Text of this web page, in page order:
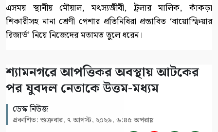
এসময় স্থানীয় মৌয়াল, মৎস্যজীবী, ট্রলার মালিক, কাঁকড়া
শিকারীসহ নানা শ্রেণী পেশার প্রতিনিধিরা প্রস্তাবিত ‘বায়োস্ফিয়ার
রিজার্ভ’ নিয়ে নিজেদের মতামত তুলে ধরেন।
শ্যামনগরে আপত্তিকর অবস্থায় আটকের
পর যুবদল নেতাকে উত্তম-মধ্যম
ডেস্ক নিউজ
প্রকাশিত: শুক্রবার, ৭ আগস্ট, ২০২৬, ৬:৪৫ অপরাহ্ণ